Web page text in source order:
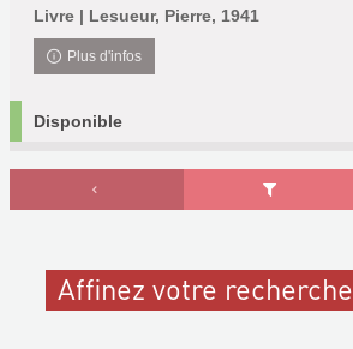
Livre | Lesueur, Pierre, 1941
Plus d'infos
Disponible
Affinez votre recherche